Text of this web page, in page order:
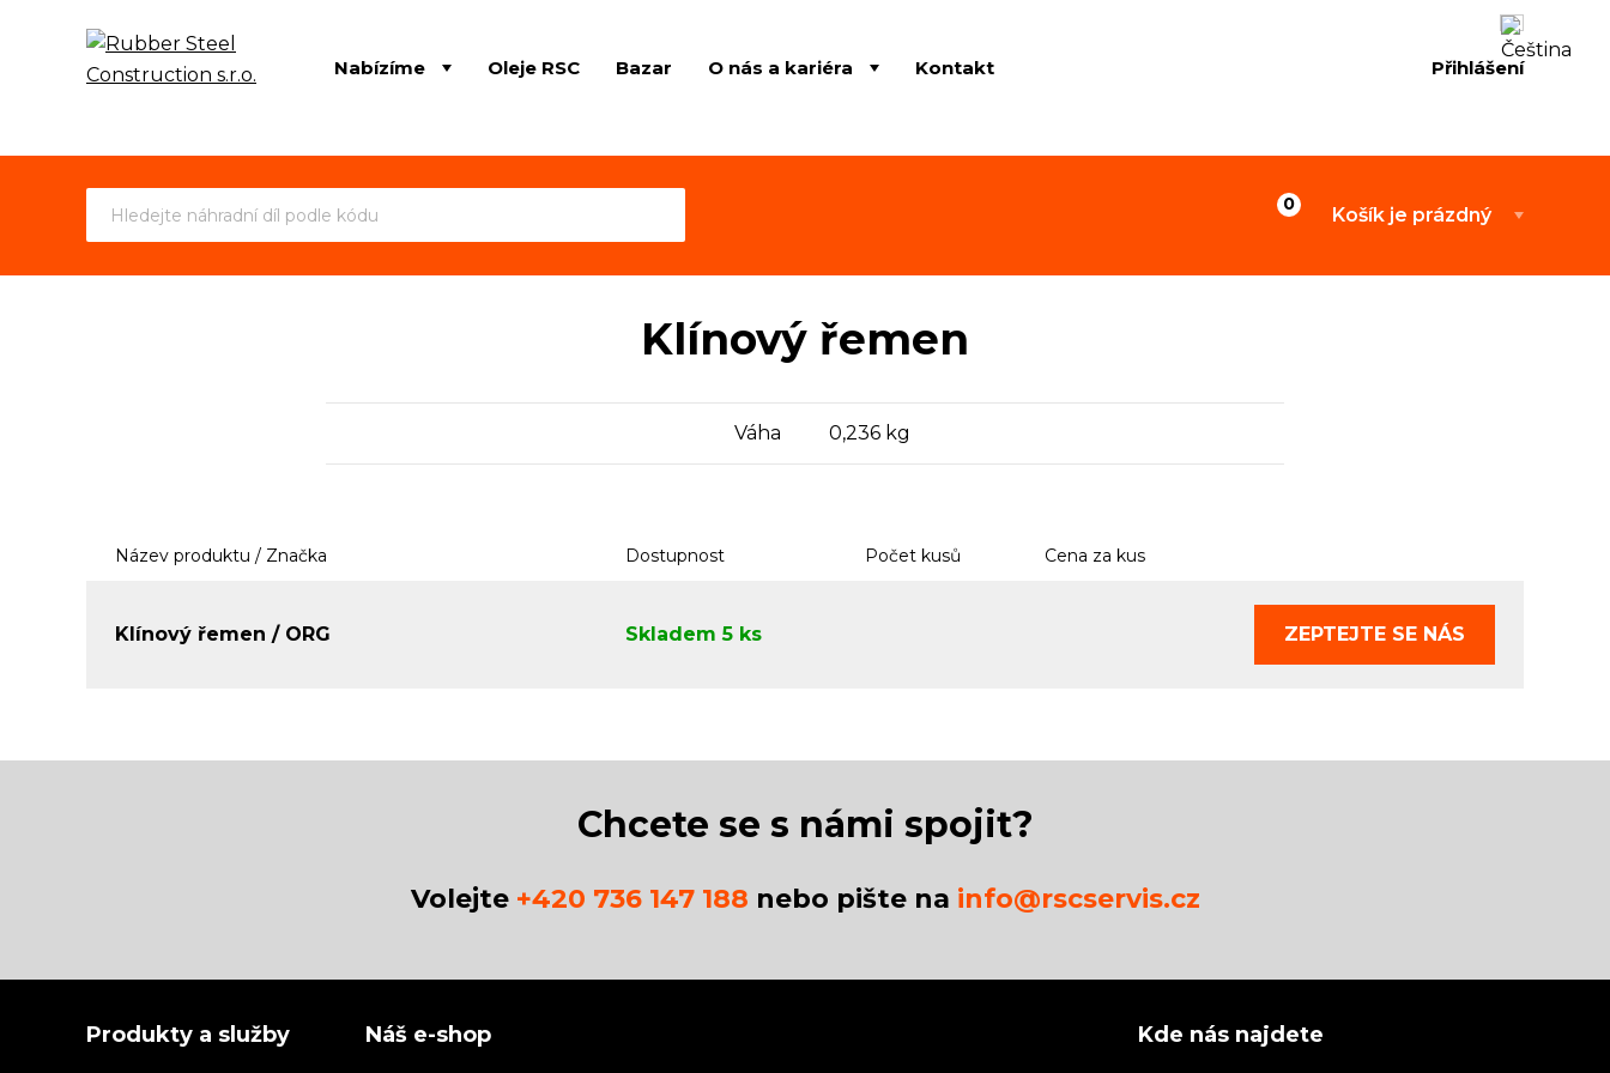
Přihlášení
Nabízíme Oleje RSC Bazar O nás a kariéra Kontakt
Košík je prázdný
Klínový řemen
Váha 0,236 kg
Název produktu / Značka Dostupnost Počet kusů Cena za kus
Klínový řemen / ORG Skladem 5 ks ZEPTEJTE SE NÁS
Chcete se s námi spojit?
Volejte +420 736 147 188 nebo pište na info@rscservis.cz
Produkty a služby Náš e-shop Kde nás najdete